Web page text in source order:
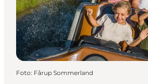
Foto: Fårup Sommerland